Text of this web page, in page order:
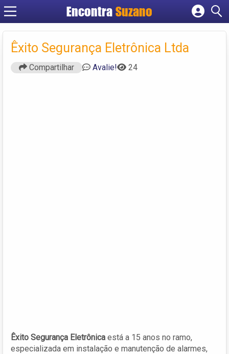
EncontraSuzano
Cadastrar empresa
Criar conta
Êxito Segurança Eletrônica Ltda
Compartilhar Avalie! 24
Êxito Segurança Eletrônica está a 15 anos no ramo,
especializada em instalação e manutenção de alarmes,